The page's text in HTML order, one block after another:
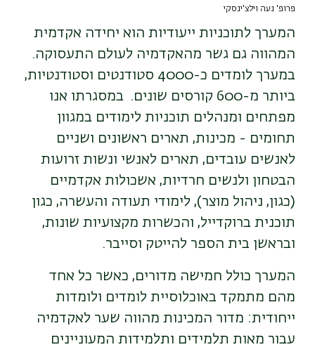
פרופ' נעה וילצ'ינסקי
המערך לתוכניות ייעודיות הוא יחידה אקדמית
המהווה גם גשר מהאקדמיה לעולם התעסוקה.
במערך לומדים כ-4000 סטודנטים וסטודנטיות,
ביותר מ-600 קורסים שונים. במסגרתו אנו
מפתחים ומנהלים תוכניות לימודים במגוון
תחומים - מכינות, תארים ראשונים ושניים
לאנשים עובדים, תארים לאנשי ונשות זרועות
הבטחון ולנשים חרדיות, אשכולות אקדמיים
(כגון, ניהול מוצר), לימודי תעודה והעשרה, כגון
תוכנית ברוקדייל, והכשרות מקצועיות שונות,
ובראשן בית הספר להייטק וסייבר.
המערך כולל חמישה מדורים, כאשר כל אחד
מהם מתמקד באוכלוסיית לומדים ולומדות
ייחודית: מדור המכינות מהווה שער לאקדמיה
עבור מאות תלמידים ותלמידות המעוניינים